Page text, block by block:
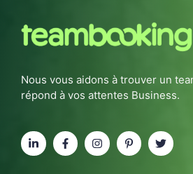
Nous vous aidons à trouver un
répond à vos attentes Business.